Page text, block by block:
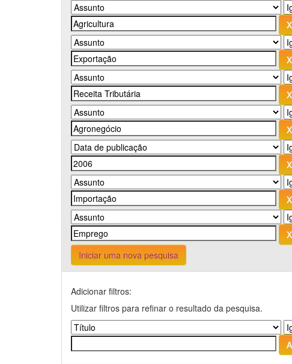
Iniciar uma nova pesquisa
Adicionar filtros:
Utilizar filtros para refinar o resultado da pesquisa.